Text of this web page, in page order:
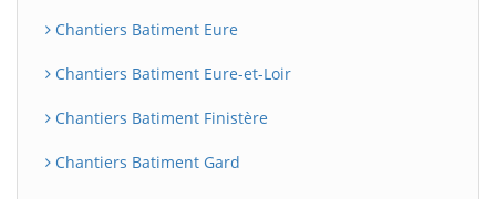
Chantiers Batiment Eure
Chantiers Batiment Eure-et-Loir
Chantiers Batiment Finistère
Chantiers Batiment Gard